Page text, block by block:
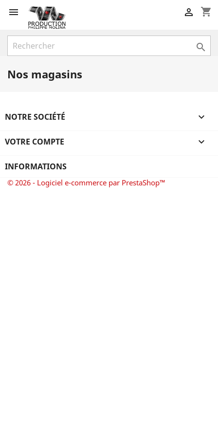
 shopping_cart


Nos magasins
NOTRE SOCIÉTÉ 
VOTRE COMPTE 
INFORMATIONS
© 2026 - Logiciel e-commerce par PrestaShop™